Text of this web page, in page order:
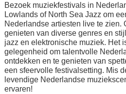
Bezoek muziekfestivals in
Lowlands of North Sea Jazz om
Nederlandse artiesten live te zien.
genieten van diverse genres en
jazz en elektronische muziek. Het
gelegenheid om talentvolle
ontdekken en te genieten van
een sfeervolle festivalsetting. Mis
levendige Nederlandse
ervaren!